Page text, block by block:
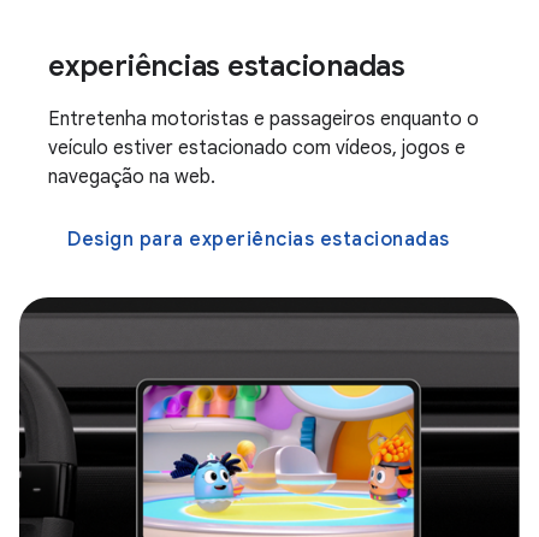
experiências estacionadas
Entretenha motoristas e passageiros enquanto o
veículo estiver estacionado com vídeos, jogos e
navegação na web.
Design para experiências estacionadas